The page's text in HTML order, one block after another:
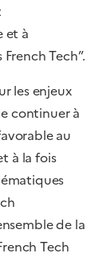
et à
Tech”.
les enjeux
continuer à
au
à la fois
de la
Tech